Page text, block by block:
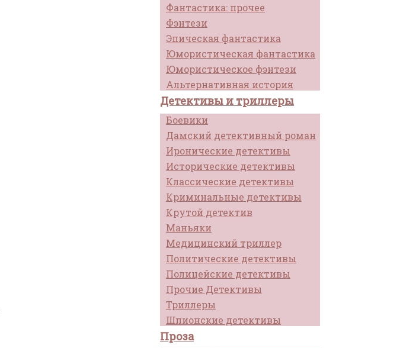
Фантастика: прочее
Фэнтези
Эпическая фантастика
Юмористическая фантастика
Юмористическое фэнтези
Альтернативная история
Детективы и триллеры
Боевики
Дамский детективный роман
Иронические детективы
Исторические детективы
Классические детективы
Криминальные детективы
Крутой детектив
Маньяки
Медицинский триллер
Политические детективы
Полицейские детективы
Прочие Детективы
Триллеры
Шпионские детективы
Проза